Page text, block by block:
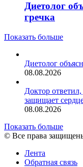
Диетолог
гречка
Показать больше
Диетолог
08.08.2026
Доктор
защищает
08.08.2026
Показать больше
© Все права
Лента
Обратная связь